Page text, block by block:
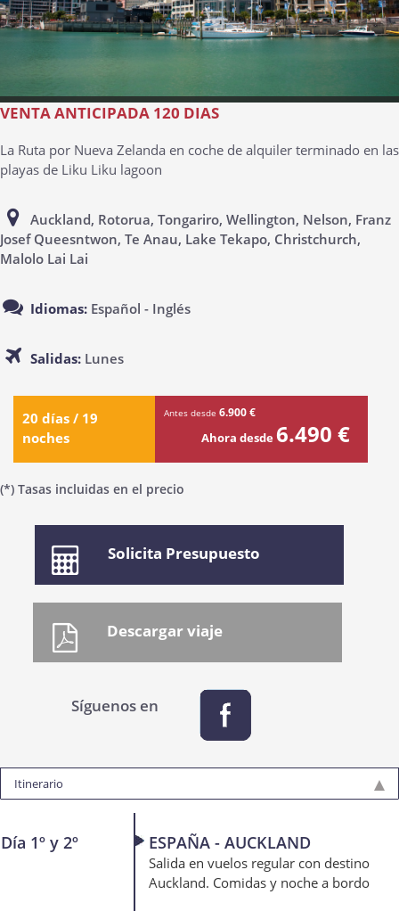
VENTA ANTICIPADA 120 DIAS
La Ruta por Nueva Zelanda en coche de alquiler terminado en las
playas de Liku Liku lagoon
Auckland, Rotorua, Tongariro, Wellington, Nelson, Franz
Josef Queesntwon, Te Anau, Lake Tekapo, Christchurch,
Malolo Lai Lai
Idiomas: Español - Inglés
Salidas: Lunes
20 días / 19
noches
Antes desde6.900 €
Ahora desde6.490 €
(*) Tasas incluidas en el precio
Solicita Presupuesto
Síguenos en
Itinerario
Día 1º y 2º ESPAÑA - AUCKLAND
Salida en vuelos regular con destino
Auckland. Comidas y noche a bordo